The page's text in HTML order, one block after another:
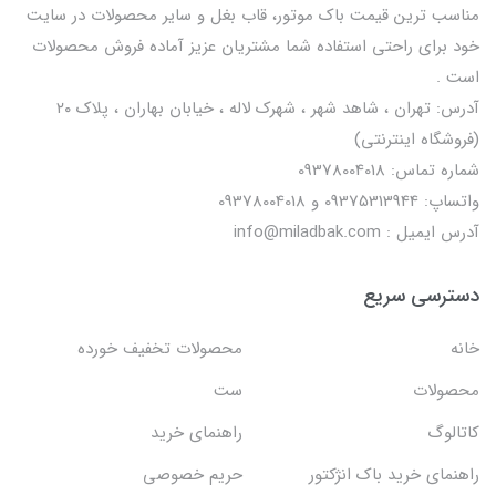
مناسب ترین قیمت باک موتور، قاب بغل و سایر محصولات در سایت
خود برای راحتی استفاده شما مشتریان عزیز آماده فروش محصولات
است .
آدرس: تهران ، شاهد شهر ، شهرک لاله ، خیابان بهاران ، پلاک ۲۰
(فروشگاه اینترنتی)
شماره تماس: 09378004018
واتساپ: 09375313944 و 09378004018
آدرس ایمیل : info@miladbak.com
دسترسی سریع
خانه
محصولات تخفیف خورده
محصولات
ست
کاتالوگ
راهنمای خرید
راهنمای خرید باک انژکتور
حریم خصوصی